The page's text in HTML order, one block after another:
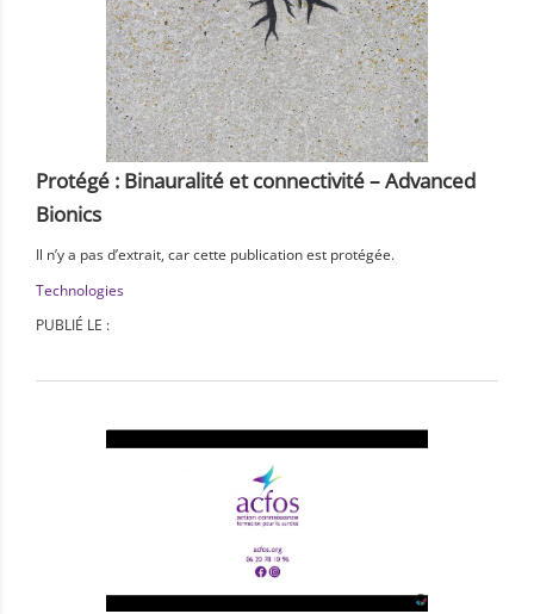
Protégé : Binauralité et connectivité – Advanced
Bionics
Il n’y a pas d’extrait, car cette publication est protégée.
Technologies
PUBLIÉ LE :